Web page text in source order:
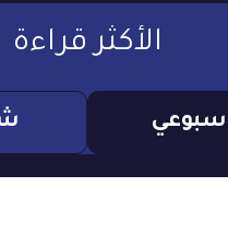
الأكثر قراءة